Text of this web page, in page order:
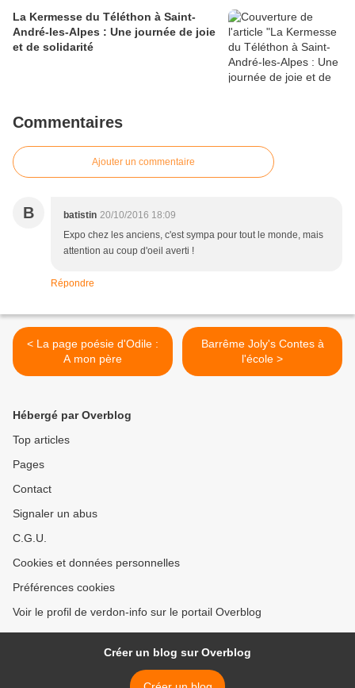
La Kermesse du Téléthon à Saint-
André-les-Alpes : Une journée de joie
et de solidarité
Commentaires
Ajouter un commentaire
B batistin 20/10/2016 18:09
Expo chez les anciens, c'est sympa pour tout le monde, mais
attention au coup d'oeil averti !
Répondre
< La page poésie d'Odile :
A mon père
Barrême Joly's Contes à
l'école >
Hébergé par Overblog
Top articles
Pages
Contact
Signaler un abus
C.G.U.
Cookies et données personnelles
Préférences cookies
Voir le profil de verdon-info sur le portail Overblog
Créer un blog sur Overblog